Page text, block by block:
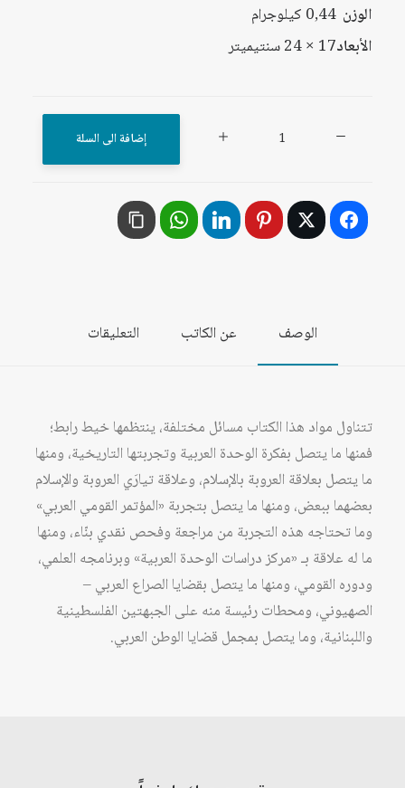
الوزن 0,44 كيلوجرام
الأبعاد17 × 24 سنتيميتر
القضايا
العربية:
العربية
دراسات
الوحدة
العربية
-
المثقف
العربي
والديمقراطية
إضافة الى السلة
الوصف عن الكاتب التعليقات
تتناول مواد هذا الكتاب مسائل مختلفة، ينتظمها خيط رابط؛
فمنها ما يتصل بفكرة الوحدة العربية وتجربتها التاريخية، ومنها
ما يتصل بعلاقة العروبة بالإسلام، وعلاقة تيارَي العروبة والإسلام
بعضهما ببعض، ومنها ما يتصل بتجربة «المؤتمر القومي العربي»
وما تحتاجه هذه التجربة من مراجعة وفحص نقدي بنّاء، ومنها
ما له علاقة بـ «مركز دراسات الوحدة العربية» وبرنامجه العلمي،
ودوره القومي، ومنها ما يتصل بقضايا الصراع العربي –
الصهيوني، ومحطات رئيسة منه على الجبهتين الفلسطينية
واللبنانية، وما يتصل بمجمل قضايا الوطن العربي.